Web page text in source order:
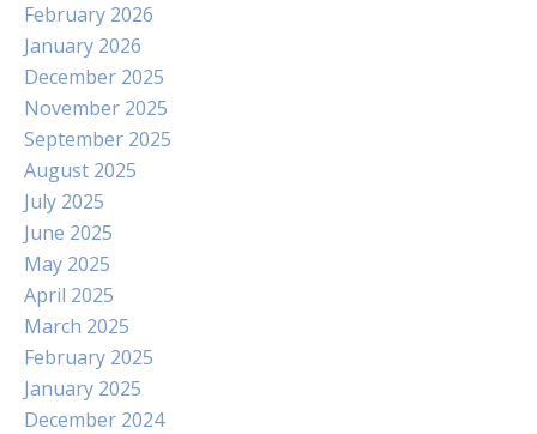
February 2026
January 2026
December 2025
November 2025
September 2025
August 2025
July 2025
June 2025
May 2025
April 2025
March 2025
February 2025
January 2025
December 2024